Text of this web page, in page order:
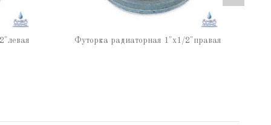
Футорка радиаторная 1"х1/2"правая